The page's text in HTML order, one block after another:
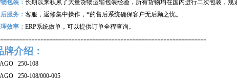
包装： 长期以来积累了大量货物运输包装经验，所有货物均在国内进行二次包装，规
服务： 客服，返修集中操作，*的售后系统确保客户无后顾之忧。
效率： ERP系统做单，可以提供订单全程查询。
牌介绍：
250-108
250-108/000-005